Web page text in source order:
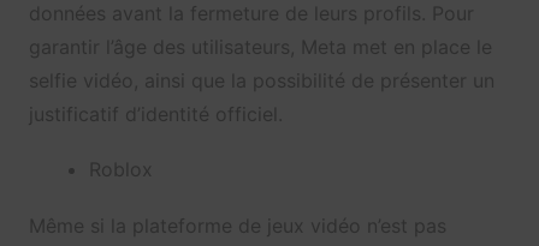
données avant la fermeture de leurs profils. Pour
garantir l’âge des utilisateurs, Meta met en place le
selfie vidéo, ainsi que la possibilité de présenter un
justificatif d’identité officiel.
Roblox
Même si la plateforme de jeux vidéo n’est pas